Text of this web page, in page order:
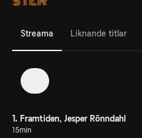
Streama Liknande titlar
1. Framtiden, Jesper Rönndahl
15min